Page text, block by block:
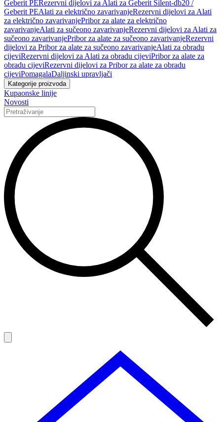
Geberit PERezervni dijelovi za Alati za Geberit Silent-db20 /
Geberit PEAlati za električno zavarivanjeRezervni dijelovi za Alati
za električno zavarivanjePribor za alate za električno
zavarivanjeAlati za sučeono zavarivanjeRezervni dijelovi za Alati za
sučeono zavarivanjePribor za alate za sučeono zavarivanjeRezervni
dijelovi za Pribor za alate za sučeono zavarivanjeAlati za obradu
cijeviRezervni dijelovi za Alati za obradu cijeviPribor za alate za
obradu cijeviRezervni dijelovi za Pribor za alate za obradu
cijeviPomagalaDaljinski upravljači
Kategorije proizvoda
Kupaonske linije
Novosti